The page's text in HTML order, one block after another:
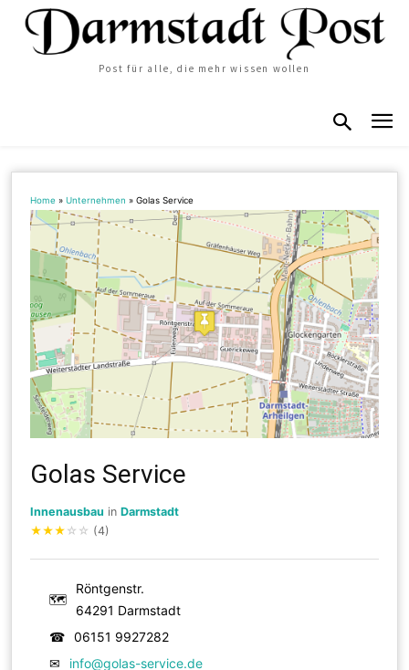
Post für alle, die mehr wissen wollen
Home »Unternehmen »Golas Service
Golas Service
Innenausbau inDarmstadt
★★★ ☆ ☆ (4)
🗺
Röntgenstr.
64291 Darmstadt
☎
06151 9927282
✉
info@golas-service.de